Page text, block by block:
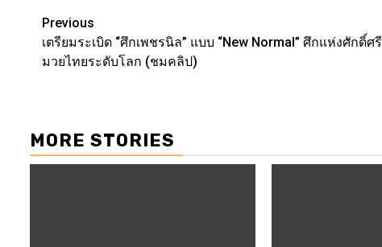
Post
navigation
Previous
เตรียมระเบิด “ศึกเพชรนิล” แบบ “New Normal” ศึกแห่งศักดิ์ศรี
มวยไทยระดับโลก (ชมคลิป)
MORE STORIES